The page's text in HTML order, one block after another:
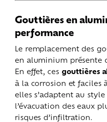
Gouttières en
performance
Le remplacement des
en aluminium présente
En effet, ces gouttières
à la corrosion et faciles
elles s’adaptent au
l’évacuation des eaux
risques d’infiltration.